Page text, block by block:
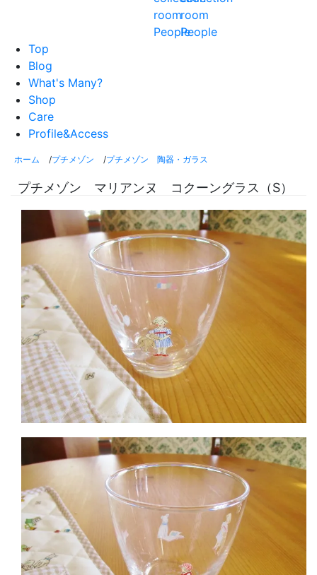
Top
Blog
What's Many?
Shop
Care
Profile&Access
ホーム /プチメゾン /プチメゾン 陶器・ガラス
プチメゾン マリアンヌ コクーングラス（S）